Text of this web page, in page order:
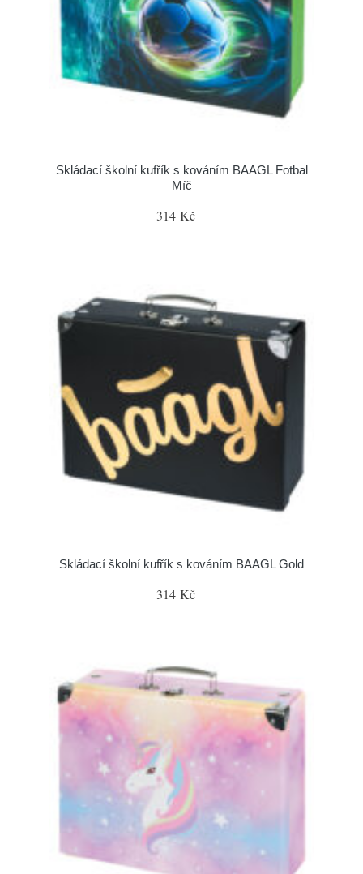
Skládací školní kufřík s kováním BAAGL Fotbal
Míč
314 Kč
Skládací školní kufřík s kováním BAAGL Gold
314 Kč